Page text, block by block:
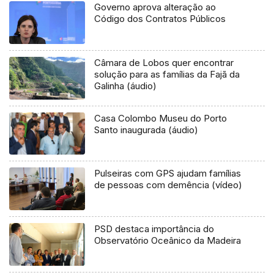
Governo aprova alteração ao
Código dos Contratos Públicos
Câmara de Lobos quer encontrar
solução para as famílias da Fajã da
Galinha (áudio)
Casa Colombo Museu do Porto
Santo inaugurada (áudio)
Pulseiras com GPS ajudam famílias
de pessoas com demência (vídeo)
PSD destaca importância do
Observatório Oceânico da Madeira